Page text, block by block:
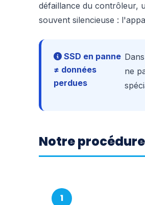
défaillance du contrôleur,
souvent silencieuse :
SSD en panne
≠ données
perdues
ne
Notre
1